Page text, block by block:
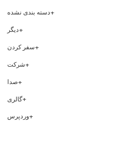
دسته بندی نشده
دیگر
سفر کردن
شرکت
صدا
گالری
وردپرس